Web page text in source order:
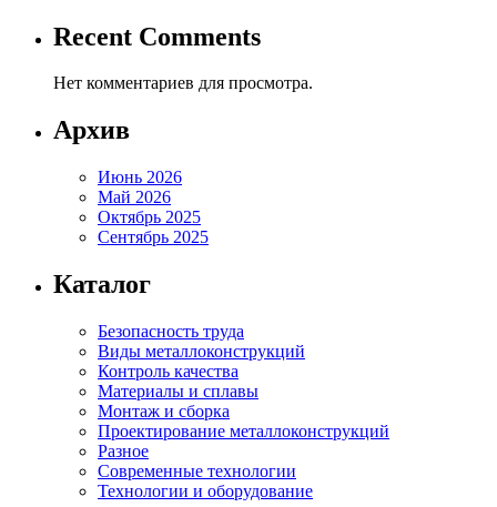
Recent Comments
Нет комментариев для просмотра.
Архив
Июнь 2026
Май 2026
Октябрь 2025
Сентябрь 2025
Каталог
Безопасность труда
Виды металлоконструкций
Контроль качества
Материалы и сплавы
Монтаж и сборка
Проектирование металлоконструкций
Разное
Современные технологии
Технологии и оборудование